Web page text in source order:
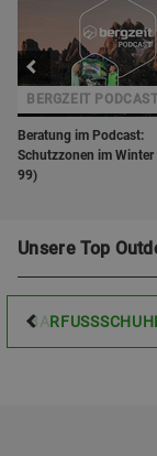
Beratung im Podcast:
Schutzzonen im Winter
99)
BERGZEIT PODCAST
Unsere Top